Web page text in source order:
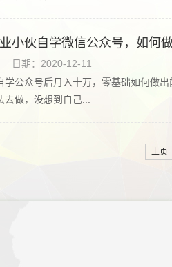
小伙自学微信公众号，如何
日期：2020-12-11
学公众号后月入十万，零基础如何做
做，没想到自己...
上页